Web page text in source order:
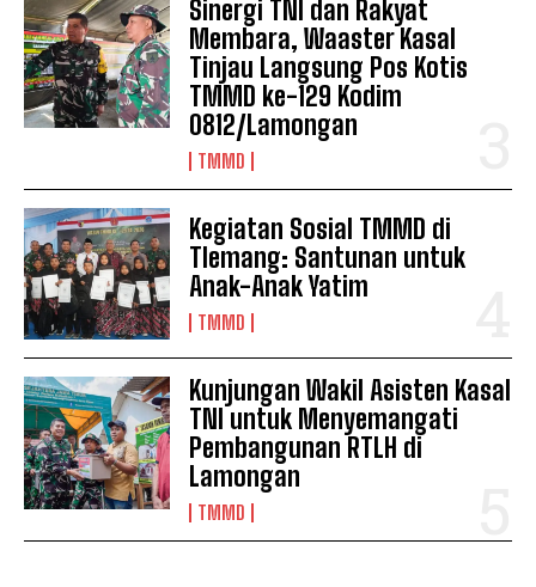
Sinergi TNI dan Rakyat
Membara, Waaster Kasal
Tinjau Langsung Pos Kotis
TMMD ke-129 Kodim
0812/Lamongan
TMMD
Kegiatan Sosial TMMD di
Tlemang: Santunan untuk
Anak-Anak Yatim
TMMD
Kunjungan Wakil Asisten Kasal
TNI untuk Menyemangati
Pembangunan RTLH di
Lamongan
TMMD